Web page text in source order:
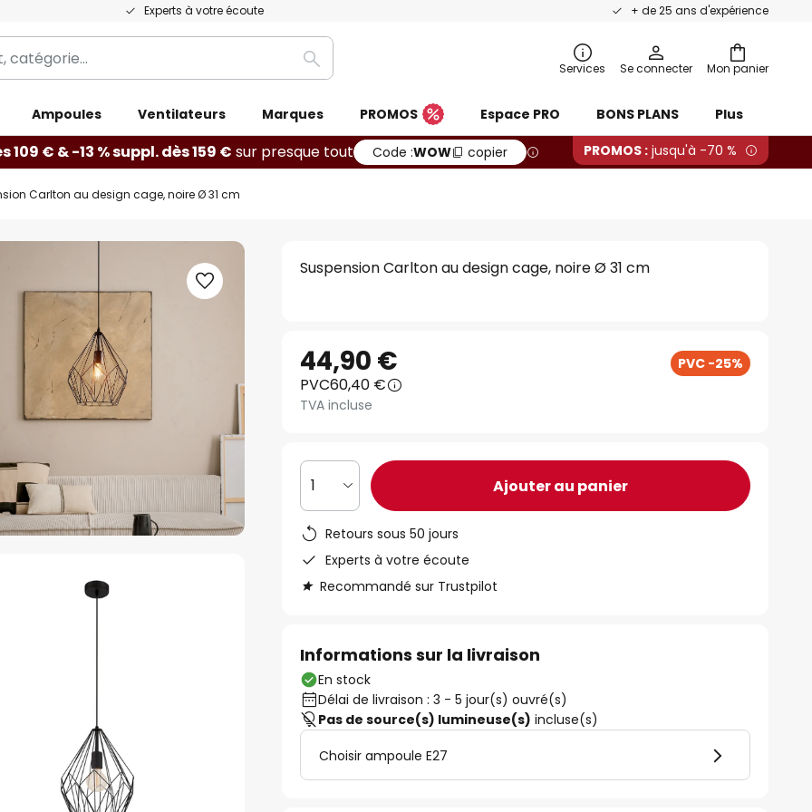
Experts à votre écoute + de 25 ans d'expérience
Mon panier
Rechercher Services Se connecter
Ampoules Ventilateurs Marques PROMOS Espace PRO BONS PLANS Plus
109 € & -13 % suppl. dès 159 € sur presque tout Code :WOW copier PROMOS : jusqu'à -70 %
Carlton au design cage, noire Ø 31 cm
Suspension Carlton au design cage, noire Ø 31 cm
44,90 € PVC -25%
PVC60,40 €
TVA incluse
1 Ajouter au panier
Retours sous 50 jours
Experts à votre écoute
Recommandé sur Trustpilot
Informations sur la livraison
En stock
Délai de livraison : 3 - 5 jour(s) ouvré(s)
Pas de source(s) lumineuse(s) incluse(s)
Choisir ampoule E27